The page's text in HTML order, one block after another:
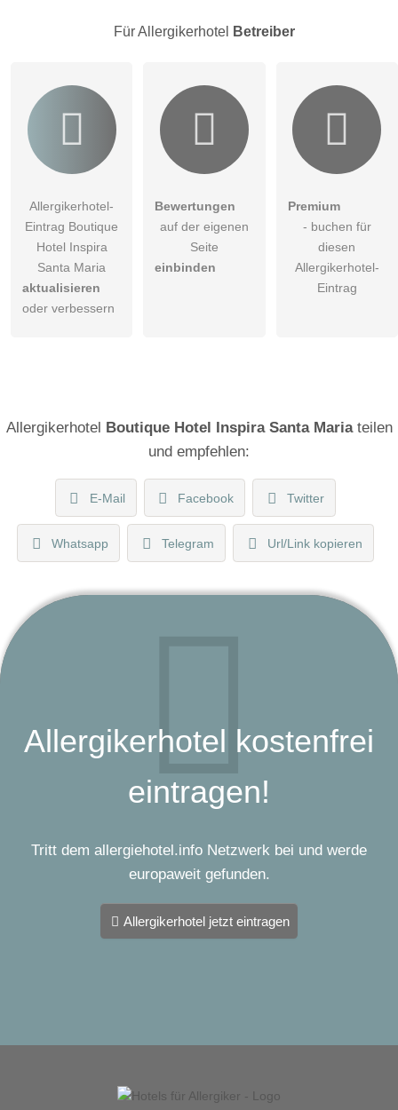
Allergikerhotel-Eintrag zu stellen.
Für Allergikerhotel Betreiber
Allergikerhotel-
Eintrag Boutique
Hotel Inspira
Santa Maria
aktualisieren
oder verbessern
Bewertungen
auf der eigenen
Seite
einbinden
Premium
- buchen für
diesen
Allergikerhotel-
Eintrag
Allergikerhotel Boutique Hotel Inspira Santa Mariateilen
und empfehlen:
E-Mail Facebook Twitter
Whatsapp Telegram Url/Link kopieren
Allergikerhotel kostenfrei
eintragen!
Tritt dem allergiehotel.info Netzwerk bei und werde
europaweit gefunden.
Allergikerhotel jetzt eintragen